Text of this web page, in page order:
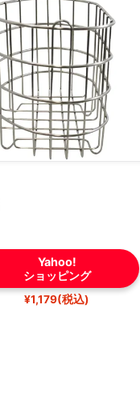
Yahoo!
ショッピング
¥1,179(税込)